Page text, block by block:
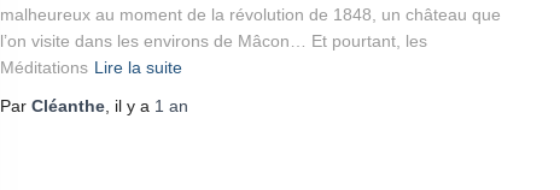
malheureux au moment de la révolution de 1848, un château que
l’on visite dans les environs de Mâcon… Et pourtant, les
Méditations Lire la suite
Par Cléanthe , il y a 1 an